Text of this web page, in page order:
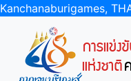
Kanchanaburigames,